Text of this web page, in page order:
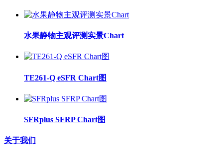
水果静物主观评测实景Chart
TE261-Q eSFR Chart图
SFRplus SFRP Chart图
关于我们